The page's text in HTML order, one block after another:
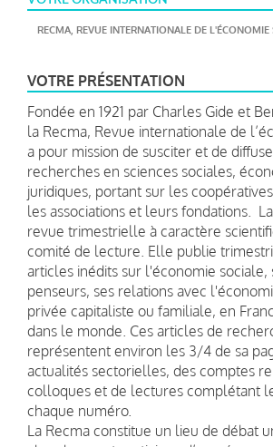
RECMA, REVUE INTERNATIONALE DE L'ÉCONOMIE
VOTRE PRÉSENTATION
Fondée en 1921 par Charles Gide et
la Recma, Revue internationale de
a pour mission de susciter et de
recherches en sciences sociales,
juridiques, portant sur les
les associations et leurs fondations. La
revue trimestrielle à caractère
comité de lecture. Elle publie
articles inédits sur l'économie sociale,
penseurs, ses relations avec
privée capitaliste ou familiale, en
dans le monde. Ces articles de
représentent environ les 3/4 de sa
actualités sectorielles, des comptes
colloques et de lectures complétant
chaque numéro.
La Recma constitue un lieu de débat